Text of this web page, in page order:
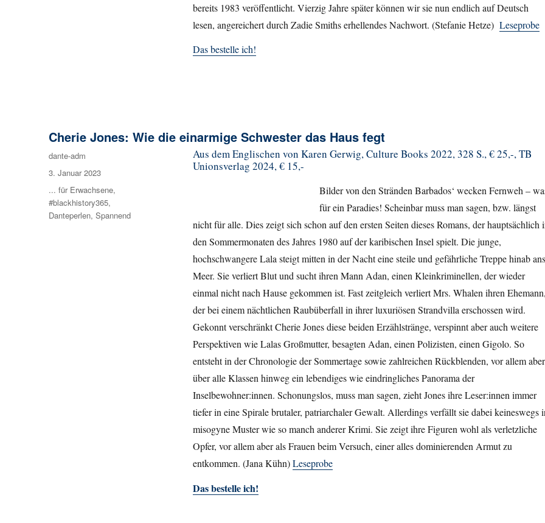
bereits 1983 veröffentlicht. Vierzig Jahre später können wir sie nun endlich auf Deutsch
lesen, angereichert durch Zadie Smiths erhellendes Nachwort. (Stefanie Hetze) Leseprobe
Das bestelle ich!
Cherie Jones: Wie die einarmige Schwester das Haus fegt
Aus dem Englischen von Karen Gerwig, Culture Books 2022, 328 S., € 25,-, TB
Unionsverlag 2024, € 15,-
Bilder von den Stränden Barbados‘ wecken Fernweh –
für ein Paradies! Scheinbar muss man sagen, bzw. längst
nicht für alle. Dies zeigt sich schon auf den ersten Seiten dieses Romans, der hauptsächlich
den Sommermonaten des Jahres 1980 auf der karibischen Insel spielt. Die junge,
hochschwangere Lala steigt mitten in der Nacht eine steile und gefährliche Treppe hinab ans
Meer. Sie verliert Blut und sucht ihren Mann Adan, einen Kleinkriminellen, der wieder
einmal nicht nach Hause gekommen ist. Fast zeitgleich verliert Mrs. Whalen ihren Ehemann,
der bei einem nächtlichen Raubüberfall in ihrer luxuriösen Strandvilla erschossen wird.
Gekonnt verschränkt Cherie Jones diese beiden Erzählstränge, verspinnt aber auch weitere
Perspektiven wie Lalas Großmutter, besagten Adan, einen Polizisten, einen Gigolo. So
entsteht in der Chronologie der Sommertage sowie zahlreichen Rückblenden, vor allem aber
über alle Klassen hinweg ein lebendiges wie eindringliches Panorama der
Inselbewohner:innen. Schonungslos, muss man sagen, zieht Jones ihre Leser:innen immer
tiefer in eine Spirale brutaler, patriarchaler Gewalt. Allerdings verfällt sie dabei keineswegs
misogyne Muster wie so manch anderer Krimi. Sie zeigt ihre Figuren wohl als verletzliche
Opfer, vor allem aber als Frauen beim Versuch, einer alles dominierenden Armut zu
entkommen. (Jana Kühn)Leseprobe
Das bestelle ich!
Autor
dante-adm
Veröffentlicht
am
3. Januar 2023
Kategorien
... für Erwachsene,
#blackhistory365,
Danteperlen,Spannend